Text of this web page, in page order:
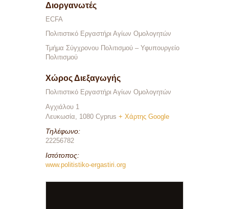
Διοργανωτές
ECFA
Πολιτιστικό Εργαστήρι Αγίων Ομολογητών
Τμήμα Σύγχρονου Πολιτισμού – Υφυπουργείο
Πολιτισμού
Χώρος Διεξαγωγής
Πολιτιστικό Εργαστήρι Αγίων Ομολογητών
Αγχιάλου 1
Λευκωσία
1080 Cyprus + Χάρτης Google
Τηλέφωνο:
22256782
Ιστότοπος:
www.politistiko-ergastiri.org